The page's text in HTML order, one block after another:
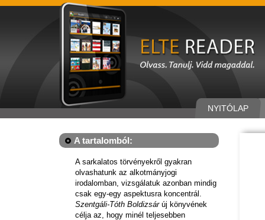
NYITÓLAP
A tartalomból:
A sarkalatos törvényekről gyakran
olvashatunk az alkotmányjogi
irodalomban, vizsgálatuk azonban mindig
csak egy-egy aspektusra koncentrál.
Szentgáli-Tóth Boldizsárúj könyvének
célja az, hogy minél teljesebben